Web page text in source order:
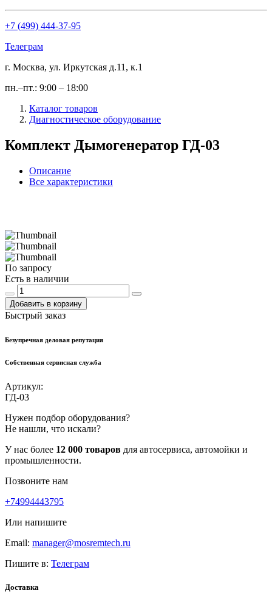
+7 (499) 444-37-95
Телеграм
г. Москва, ул. Иркутская д.11, к.1
пн.–пт.: 9:00 – 18:00
Каталог товаров
Диагностическое оборудование
Комплект Дымогенератор ГД-03
Описание
Все характеристики
По запросу
Есть в наличии
Добавить в корзину
Быстрый заказ
Безупречная деловая репутация
Собственная сервисная служба
Артикул:
ГД-03
Нужен подбор оборудования?
Не нашли, что искали?
У нас более 12 000 товаров для автосервиса, автомойки и
промышленности.
Позвоните нам
+74994443795
Или напишите
Email: manager@mosremtech.ru
Пишите в: Телеграм
Доставка